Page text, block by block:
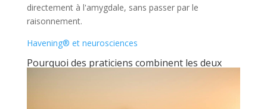
directement à l'amygdale, sans passer par le
raisonnement.
Havening® et neurosciences
Pourquoi des praticiens combinent les deux